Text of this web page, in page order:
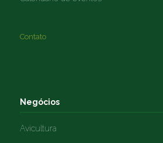
Contato
Negócios
Avicultura